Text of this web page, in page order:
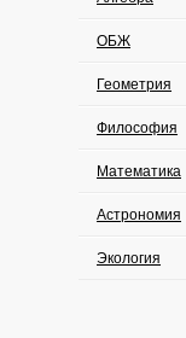
ОБЖ
Геометрия
Философия
Математика
Астрономия
Экология